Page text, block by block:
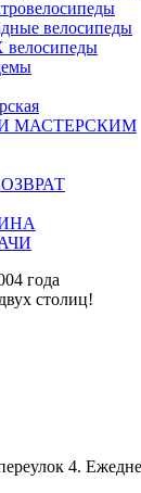
велосипеды
велосипеды
МАСТЕРСКИМ
года
столиц!
4.